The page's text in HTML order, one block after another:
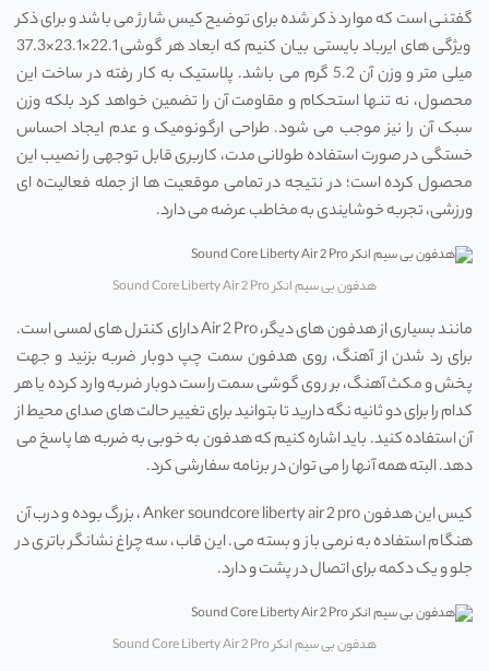
گفتنی است که موارد ذکر شده برای توضیح کیس شارژ می ‌باشد و برای ذکر
ویژگی ‌های ایرباد بایستی بیان کنیم که ابعاد هر گوشی 22.1×23.1×37.3
میلی ‌متر و وزن آن 5.2 گرم می‌ باشد. پلاستیک به کار رفته در ساخت این
محصول، نه تنها استحکام و مقاومت آن را تضمین خواهد کرد بلکه وزن
سبک آن را نیز موجب می‌ شود. طراحی ارگونومیک و عدم ایجاد احساس
خستگی در صورت استفاده طولانی مدت، کاربری قابل توجهی را نصیب این
محصول کرده است؛ در نتیجه در تمامی موقعیت‌ ها از جمله فعالیت‌ه ای
ورزشی، تجربه خوشایندی به مخاطب عرضه می ‌دارد.
هدفون بی سیم انکر Sound Core Liberty Air 2 Pro
مانند بسیاری از هدفون ‌های دیگر، Air 2 Pro دارای کنترل‌ های لمسی است.
برای رد شدن از آهنگ، روی هدفون سمت چپ دوبار ضربه بزنید و جهت
پخش و مکث آهنگ، بر روی گوشی سمت راست دوبار ضربه وارد کرده یا هر
کدام را برای دو ثانیه نگه دارید تا بتوانید برای تغییر حالت های صدای محیط از
آن استفاده کنید. باید اشاره کنیم که هدفون به خوبی به ضربه ها پاسخ می
دهد. البته همه آنها را می توان در برنامه سفارشی کرد.
کیس این هدفون Anker soundcore liberty air 2 pro ، بزرگ بوده و درب آن
هنگام استفاده به نرمی باز و بسته می. این قاب، سه چراغ نشانگر باتری در
جلو و یک دکمه برای اتصال در پشت و دارد.
هدفون بی سیم انکر Sound Core Liberty Air 2 Pro